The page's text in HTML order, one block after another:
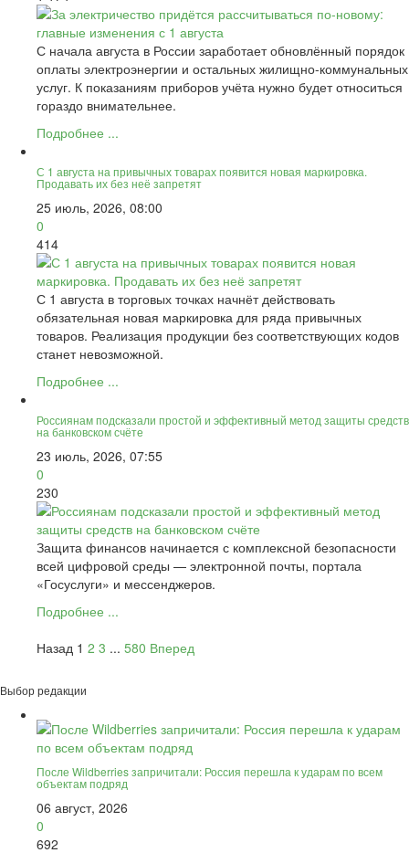
С начала августа в России заработает обновлённый порядок
оплаты электроэнергии и остальных жилищно-коммунальных
услуг. К показаниям приборов учёта нужно будет относиться
гораздо внимательнее.
Подробнее ...
С 1 августа на привычных товарах появится новая маркировка.
Продавать их без неё запретят
25 июль, 2026, 08:00
0
414
С 1 августа в торговых точках начнёт действовать
обязательная новая маркировка для ряда привычных
товаров. Реализация продукции без соответствующих кодов
станет невозможной.
Подробнее ...
Россиянам подсказали простой и эффективный метод защиты средств
на банковском счёте
23 июль, 2026, 07:55
0
230
Защита финансов начинается с комплексной безопасности
всей цифровой среды — электронной почты, портала
«Госуслуги» и мессенджеров.
Подробнее ...
Назад 1 2 3 ... 580 Вперед
Выбор редакции
После Wildberries запричитали: Россия перешла к ударам по всем
объектам подряд
06 август, 2026
0
692